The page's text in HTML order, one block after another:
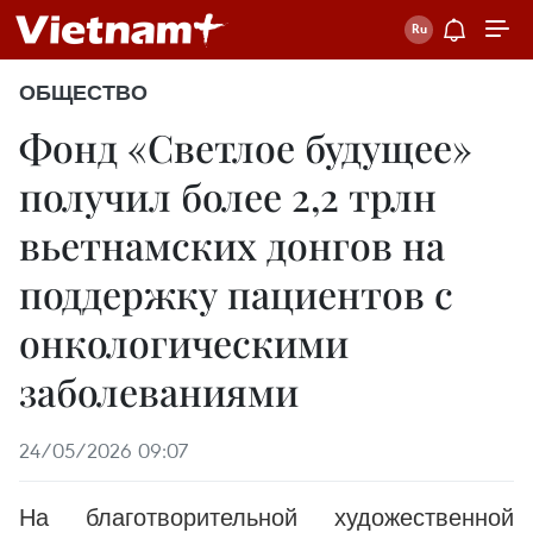
ОБЩЕСТВО
Фонд «Светлое будущее»
получил более 2,2 трлн
вьетнамских донгов на
поддержку пациентов с
онкологическими
заболеваниями
24/05/2026 09:07
На благотворительной художественной